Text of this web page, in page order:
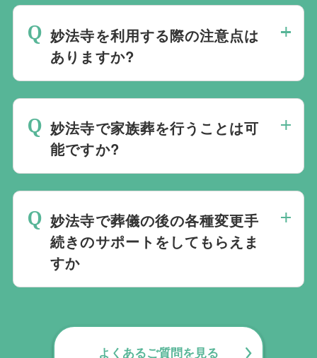
ており必ずしも式場を借りて行う必要はな
く、近年では自宅でご葬儀を行う自宅葬を
選ばれる方もいます。私たちは自宅でのご
ご希望がありましたら遠慮なくお申し付け
ください。
ら予約をしても式場利用料は同じです。
妙法寺を利用する際の注意点は
ありますか?
れる人数によって選んだ式場が適している
か注意しておくと良いです。当社の相談員
は斎場を熟知しておりますので、ご不安な
点がありましたらお気軽にご相談くださ
い。
妙法寺で家族葬を行うことは可
能ですか?
要望にお応えしております。
妙法寺で葬儀の後の各種変更手
続きのサポートをしてもらえま
すか
の手続きとお答えになる方が70パーセント
よくあるご質問を見る